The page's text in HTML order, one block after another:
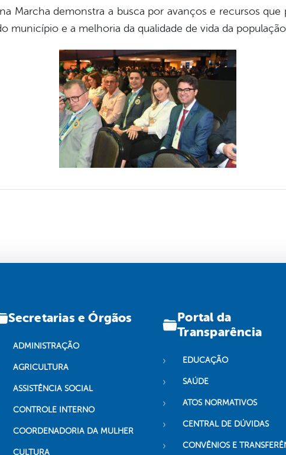
Marcha demonstra a busca por avanços e recursos
município e a melhoria da qualidade de vida da
Secretarias e Órgãos
ADMINISTRAÇÃO
AGRICULTURA
ASSISTÊNCIA SOCIAL
CONTROLE INTERNO
COORDENADORIA DA MULHER
CULTURA
Portal da
Transparência
EDUCAÇÃO
SAÚDE
ATOS NORMATIVOS
CENTRAL DE DÚVIDAS
CONVÊNIOS E